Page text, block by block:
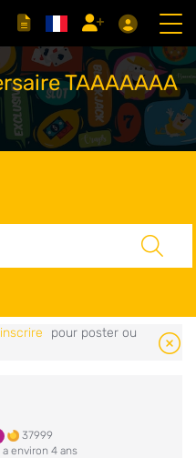
TAAAAAAA
pour poster ou
37999
environ 4 ans